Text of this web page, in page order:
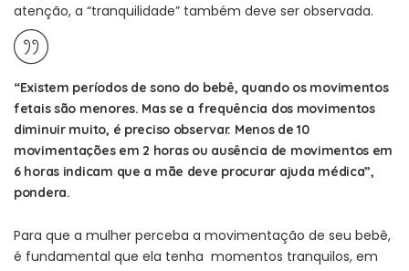
atenção, a “tranquilidade” também deve ser observada.
“Existem períodos de sono do bebê, quando os movimentos
fetais são menores. Mas se a frequência dos movimentos
diminuir muito, é preciso observar. Menos de 10
movimentações em 2 horas ou ausência de movimentos em
6 horas indicam que a mãe deve procurar ajuda médica”,
pondera.
Para que a mulher perceba a movimentação de seu bebê,
é fundamental que ela tenha momentos tranquilos, em